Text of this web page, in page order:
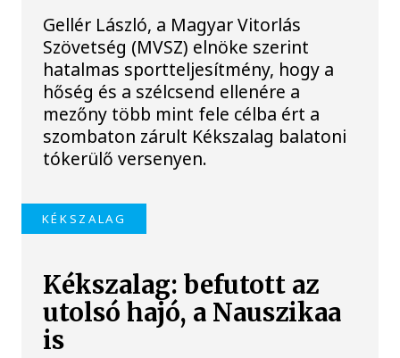
Gellér László, a Magyar Vitorlás
Szövetség (MVSZ) elnöke szerint
hatalmas sportteljesítmény, hogy a
hőség és a szélcsend ellenére a
mezőny több mint fele célba ért a
szombaton zárult Kékszalag balatoni
tókerülő versenyen.
KÉKSZALAG
Kékszalag: befutott az
utolsó hajó, a Nauszikaa
is